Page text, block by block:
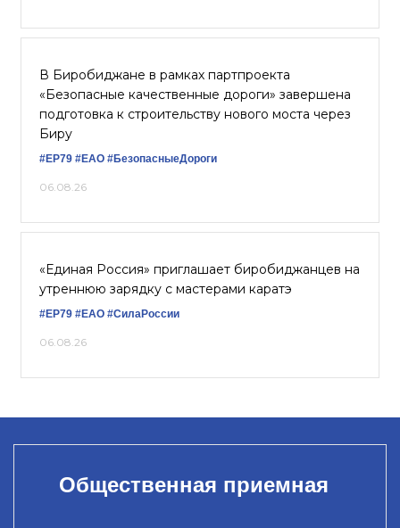
В Биробиджане в рамках партпроекта
«Безопасные качественные дороги» завершена
подготовка к строительству нового моста через
Биру
#ЕР79 #ЕАО #БезопасныеДороги
06.08.26
«Единая Россия» приглашает биробиджанцев на
утреннюю зарядку с мастерами каратэ
#ЕР79 #ЕАО #СилаРоссии
06.08.26
Общественная приемная